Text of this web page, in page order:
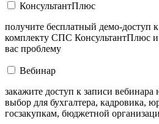
КонсультантПлюс
получите бесплатный демо-доступ
комплекту СПС КонсультантПлюс
вас проблему
Вебинар
закажите доступ к записи
выбор для бухгалтера, кадровика,
госзакупкам, бюджетной